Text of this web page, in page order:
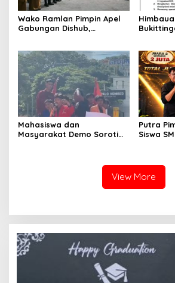
Wako Ramlan Pimpin Apel
Gabungan Dishub,
Pelajar
Mahasiswa dan
Masyarakat Demo Soroti
Putra
Siswa
Gadang
View More